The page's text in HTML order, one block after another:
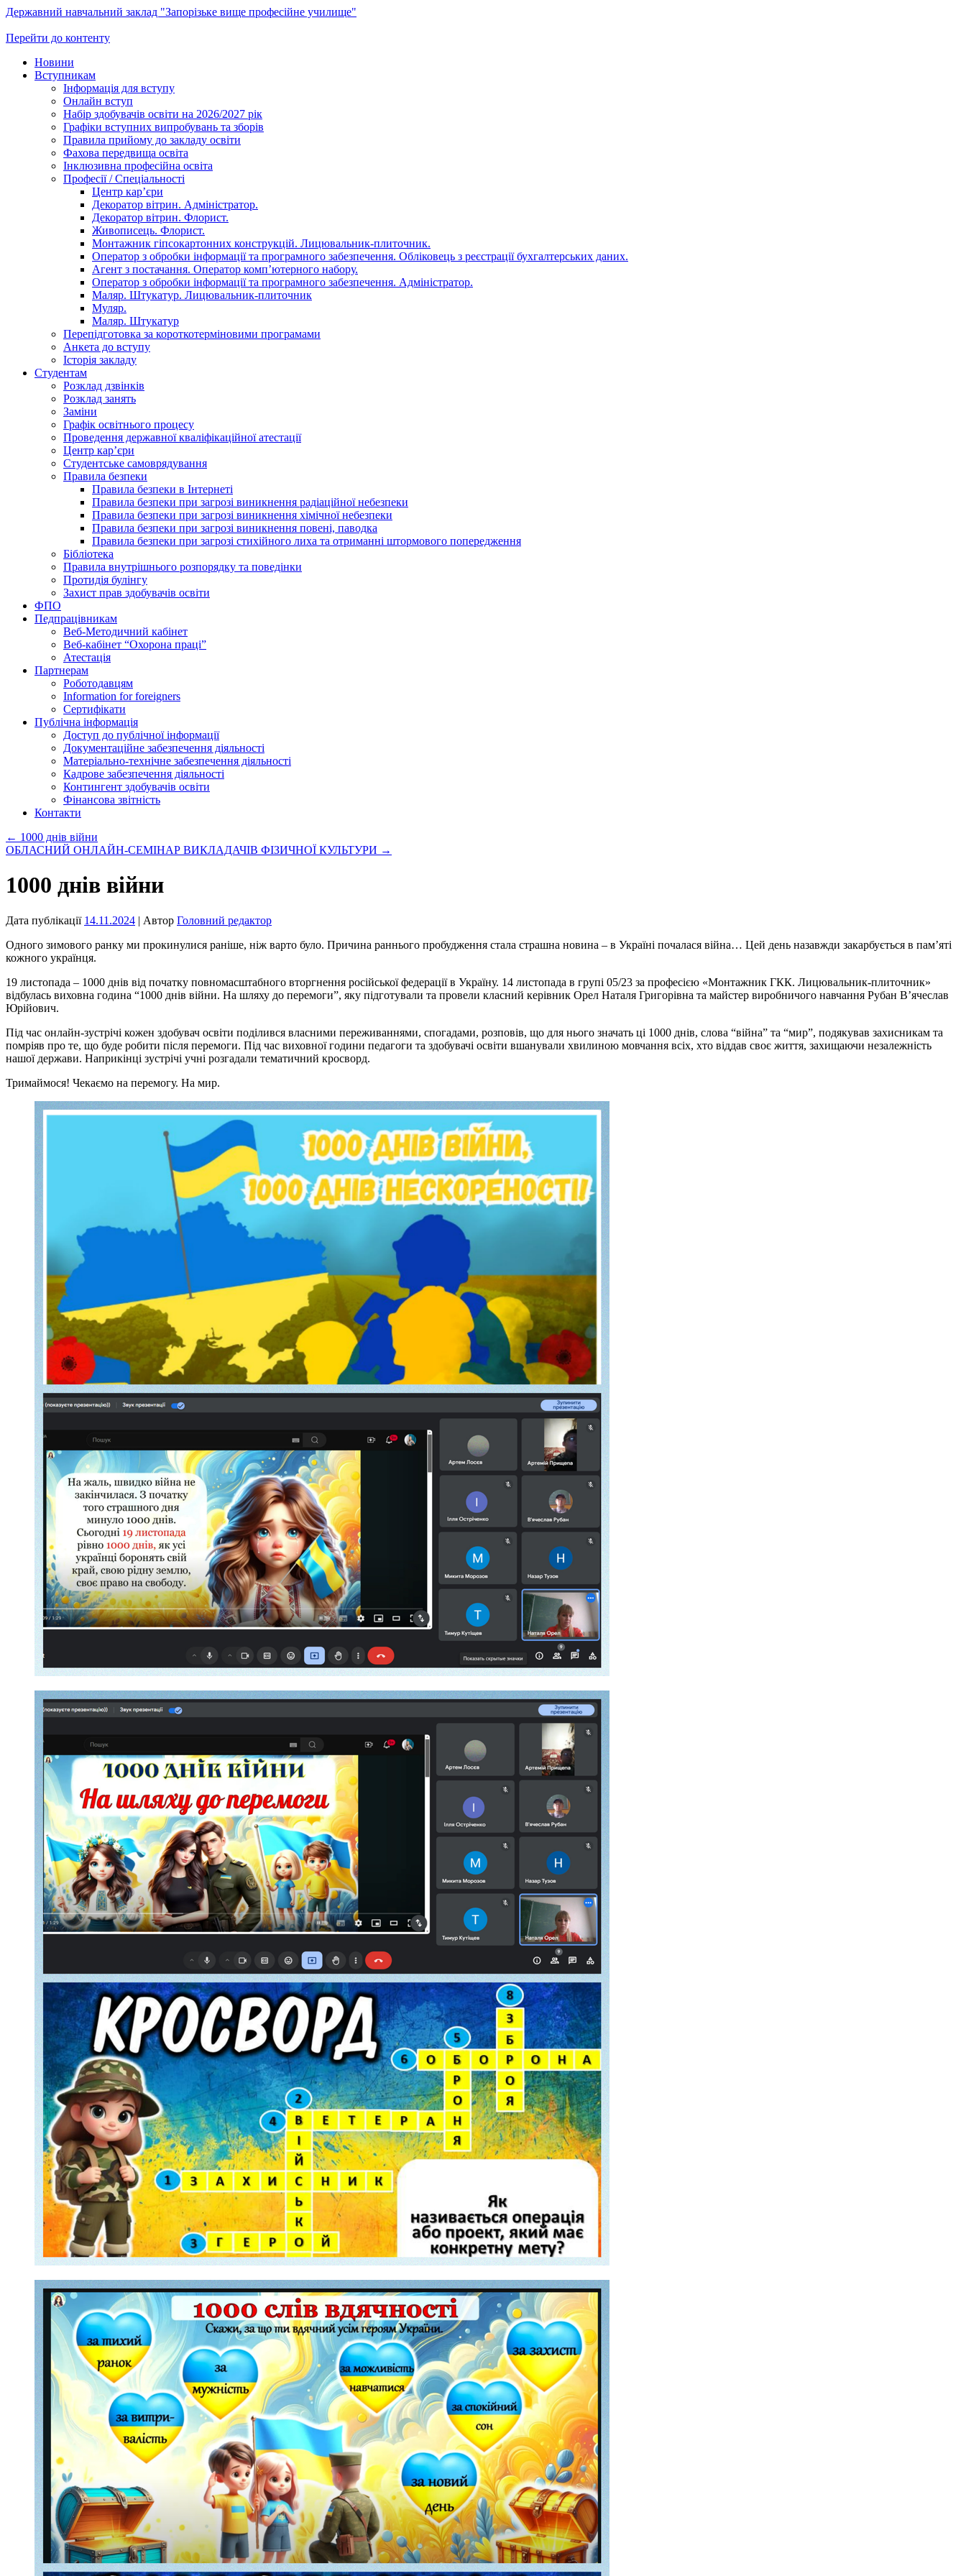
Державний навчальний заклад "Запорізьке вище професійне училище"
Перейти до контенту
Новини
Вступникам
Інформація для вступу
Онлайн вступ
Набір здобувачів освіти на 2026/2027 рік
Графіки вступних випробувань та зборів
Правила прийому до закладу освіти
Фахова передвища освіта
Інклюзивна професійна освіта
Професії / Спеціальності
Центр кар’єри
Декоратор вітрин. Адміністратор.
Декоратор вітрин. Флорист.
Живописець. Флорист.
Монтажник гіпсокартонних конструкцій. Лицювальник-плиточник.
Оператор з обробки інформації та програмного забезпечення. Обліковець з реєстрації бухгалтерських даних.
Агент з постачання. Оператор комп’ютерного набору.
Оператор з обробки інформації та програмного забезпечення. Адміністратор.
Маляр. Штукатур. Лицювальник-плиточник
Муляр.
Маляр. Штукатур
Перепідготовка за короткотерміновими програмами
Анкета до вступу
Історія закладу
Студентам
Розклад дзвінків
Розклад занять
Заміни
Графік освітнього процесу
Проведення державної кваліфікаційної атестації
Центр кар’єри
Студентське самоврядування
Правила безпеки
Правила безпеки в Інтернеті
Правила безпеки при загрозі виникнення радіаційної небезпеки
Правила безпеки при загрозі виникнення хімічної небезпеки
Правила безпеки при загрозі виникнення повені, паводка
Правила безпеки при загрозі стихійного лиха та отриманні штормового попередження
Бібліотека
Правила внутрішнього розпорядку та поведінки
Протидія булінгу
Захист прав здобувачів освіти
ФПО
Педпрацівникам
Веб-Методичний кабінет
Веб-кабінет “Охорона праці”
Атестація
Партнерам
Роботодавцям
Information for foreigners
Сертифікати
Публічна інформація
Доступ до публічної інформації
Документаційне забезпечення діяльності
Матеріально-технічне забезпечення діяльності
Кадрове забезпечення діяльності
Контингент здобувачів освіти
Фінансова звітність
Контакти
← 1000 днів війни
ОБЛАСНИЙ ОНЛАЙН-СЕМІНАР ВИКЛАДАЧІВ ФІЗИЧНОЇ КУЛЬТУРИ →
1000 днів війни
Дата публікації 14.11.2024 | Автор Головний редактор
Одного зимового ранку ми прокинулися раніше, ніж варто було. Причина раннього пробудження стала страшна новина – в Україні почалася війна… Цей день назавжди закарбується в пам’яті
кожного українця.
19 листопада – 1000 днів від початку повномасштабного вторгнення російської федерації в Україну. 14 листопада в групі 05/23 за професією «Монтажник ГКК. Лицювальник-плиточник»
відбулась виховна година “1000 днів війни. На шляху до перемоги”, яку підготували та провели класний керівник Орел Наталя Григорівна та майстер виробничого навчання Рубан В’ячеслав
Юрійович.
Під час онлайн-зустрічі кожен здобувач освіти поділився власними переживаннями, спогадами, розповів, що для нього значать ці 1000 днів, слова “війна” та “мир”, подякував захисникам та
помріяв про те, що буде робити після перемоги. Під час виховної години педагоги та здобувачі освіти вшанували хвилиною мовчання всіх, хто віддав своє життя, захищаючи незалежність
нашої держави. Наприкінці зустрічі учні розгадали тематичний кросворд.
Тримаймося! Чекаємо на перемогу. На мир.